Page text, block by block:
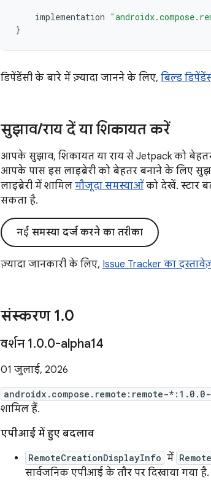
implementation
}
डिपेंडेंसी के बारे में ज़्यादा जानने के लिए, बिल्ड
सुझाव/राय दें या शिकायत करें
आपके सुझाव, शिकायत या राय से Jetpack को
आपके पास इस लाइब्रेरी को बेहतर बनाने के लिए
लाइब्रेरी में शामिल मौजूदा समस्याओं को देखें. स्टार
सकता है.
नई समस्या दर्ज करने का तरीका
ज़्यादा जानकारी के लिए, Issue Tracker का
संस्करण 1.0
वर्शन 1.0.0-alpha14
01 जुलाई, 2026
androidx.compose.remote:remote-
शामिल हैं.
एपीआई में हुए बदलाव
RemoteCreationDisplayInfo में
सार्वजनिक एपीआई के तौर पर दिखाया गया है.